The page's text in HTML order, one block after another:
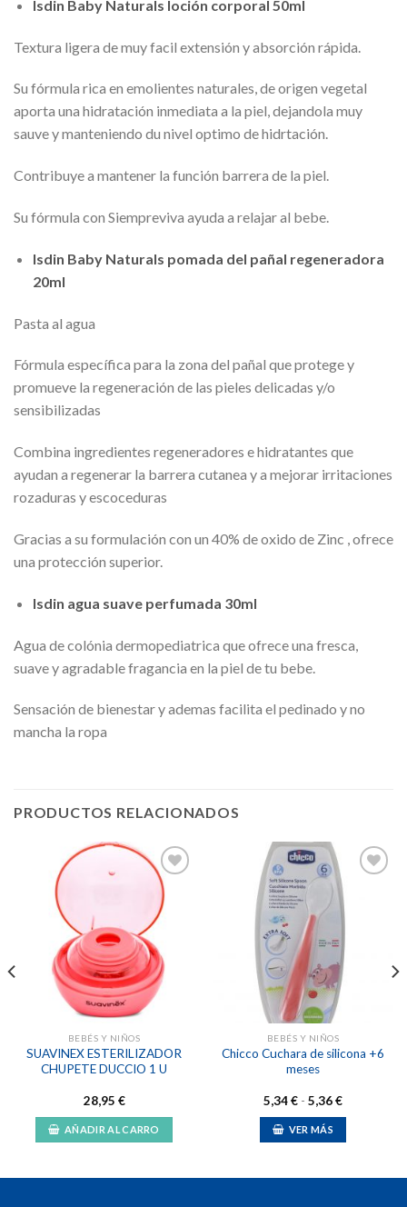
Isdin Baby Naturals loción corporal 50ml
Textura ligera de muy facil extensión y absorción rápida.
Su fórmula rica en emolientes naturales, de origen vegetal
aporta una hidratación inmediata a la piel, dejandola muy
sauve y manteniendo du nivel optimo de hidrtación.
Contribuye a mantener la función barrera de la piel.
Su fórmula con Siempreviva ayuda a relajar al bebe.
Isdin Baby Naturals pomada del pañal regeneradora
20ml
Pasta al agua
Fórmula específica para la zona del pañal que protege y
promueve la regeneración de las pieles delicadas y/o
sensibilizadas
Combina ingredientes regeneradores e hidratantes que
ayudan a regenerar la barrera cutanea y a mejorar irritaciones
rozaduras y escoceduras
Gracias a su formulación con un 40% de oxido de Zinc , ofrece
una protección superior.
Isdin agua suave perfumada 30ml
Agua de colónia dermopediatrica que ofrece una fresca,
suave y agradable fragancia en la piel de tu bebe.
Sensación de bienestar y ademas facilita el pedinado y no
mancha la ropa
PRODUCTOS RELACIONADOS
Añadir
lista de
deseos
BEBÉS Y NIÑOS
SUAVINEX ESTERILIZADOR
CHUPETE DUCCIO 1 U
28,95 €
AÑADIR AL CARRO
BEBÉS Y NIÑOS
Chicco Cuchara de silicona +6
meses
5,34€ - 5,36€Rango
5,34 €
VER MÁS